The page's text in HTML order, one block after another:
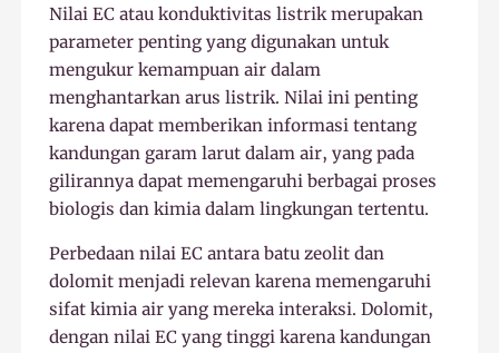
Nilai EC atau konduktivitas listrik merupakan
parameter penting yang digunakan untuk
mengukur kemampuan air dalam
menghantarkan arus listrik. Nilai ini penting
karena dapat memberikan informasi tentang
kandungan garam larut dalam air, yang pada
gilirannya dapat memengaruhi berbagai proses
biologis dan kimia dalam lingkungan tertentu.
Perbedaan nilai EC antara batu zeolit dan
dolomit menjadi relevan karena memengaruhi
sifat kimia air yang mereka interaksi. Dolomit,
dengan nilai EC yang tinggi karena kandungan